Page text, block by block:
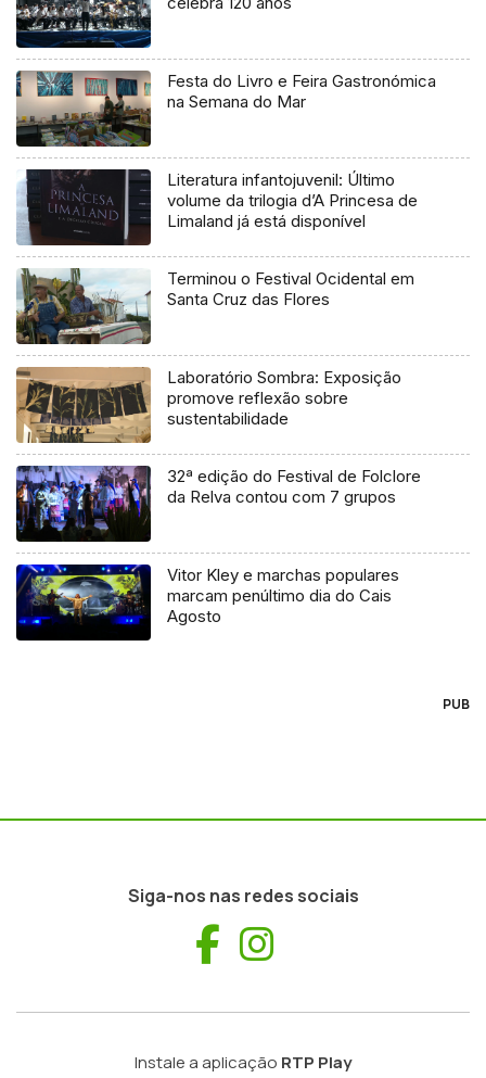
Festa do Livro e Feira Gastronómica
na Semana do Mar
Literatura infantojuvenil: Último
volume da trilogia d’A Princesa de
Limaland já está disponível
Terminou o Festival Ocidental em
Santa Cruz das Flores
Laboratório Sombra: Exposição
promove reflexão sobre
sustentabilidade
32ª edição do Festival de Folclore
da Relva contou com 7 grupos
Vitor Kley e marchas populares
marcam penúltimo dia do Cais
Agosto
PUB
Siga-nos nas redes sociais
Facebook
Instale a aplicação RTP Play